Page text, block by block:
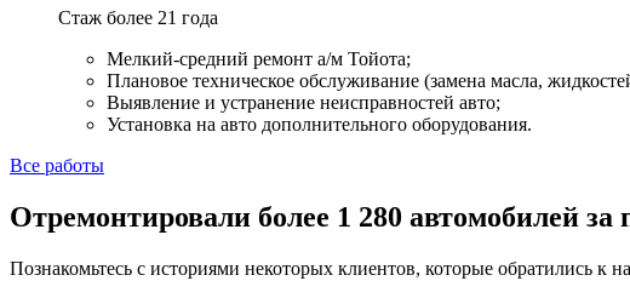
Стаж более 21 года
Мелкий-средний ремонт а/м Тойота;
Плановое техническое обслуживание (замена масла,
Выявление и устранение неисправностей авто;
Установка на авто дополнительного оборудования.
Все работы
Отремонтировали более 1 280 автомобилей за
Познакомьтесь с историями некоторых клиентов, которые обратились к